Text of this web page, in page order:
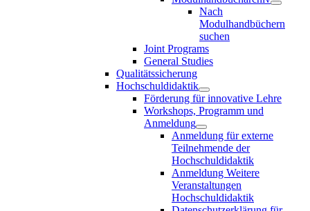
Nach
Modulhandbüchern
suchen
Joint Programs
General Studies
Qualitätssicherung
Hochschuldidaktik
Förderung für innovative Lehre
Workshops, Programm und
Anmeldung
Anmeldung für externe
Teilnehmende der
Hochschuldidaktik
Anmeldung Weitere
Veranstaltungen
Hochschuldidaktik